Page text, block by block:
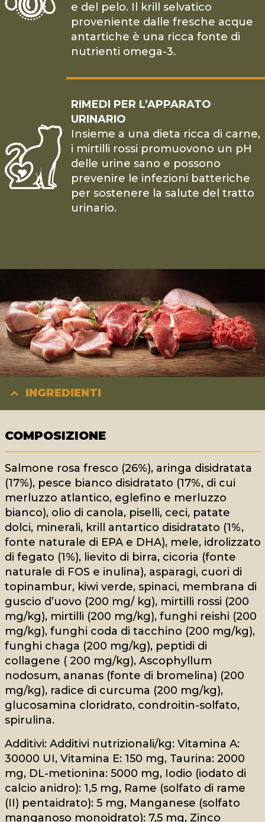
e del pelo. Il krill selvatico
proveniente dalle fresche acque
antartiche è una ricca fonte di
nutrienti omega-3.
RIMEDI PER L’APPARATO
URINARIO
Insieme a una dieta ricca di carne,
i mirtilli rossi promuovono un pH
delle urine sano e possono
prevenire le infezioni batteriche
per sostenere la salute del tratto
urinario.
INGREDIENTI
COMPOSIZIONE
Salmone rosa fresco (26%), aringa disidratata
(17%), pesce bianco disidratato (17%, di cui
merluzzo atlantico, eglefino e merluzzo
bianco), olio di canola, piselli, ceci, patate
dolci, minerali, krill antartico disidratato (1%,
fonte naturale di EPA e DHA), mele, idrolizzato
di fegato (1%), lievito di birra, cicoria (fonte
naturale di FOS e inulina), asparagi, cuori di
topinambur, kiwi verde, spinaci, membrana di
guscio d’uovo (200 mg/ kg), mirtilli rossi (200
mg/kg), mirtilli (200 mg/kg), funghi reishi (200
mg/kg), funghi coda di tacchino (200 mg/kg),
funghi chaga (200 mg/kg), peptidi di
collagene ( 200 mg/kg), Ascophyllum
nodosum, ananas (fonte di bromelina) (200
mg/kg), radice di curcuma (200 mg/kg),
glucosamina cloridrato, condroitin-solfato,
spirulina.
Additivi: Additivi nutrizionali/kg: Vitamina A:
30000 UI, Vitamina E: 150 mg, Taurina: 2000
mg, DL-metionina: 5000 mg, Iodio (iodato di
calcio anidro): 1,5 mg, Rame (solfato di rame
(II) pentaidrato): 5 mg, Manganese (solfato
manganoso monoidrato): 7,5 mg, Zinco